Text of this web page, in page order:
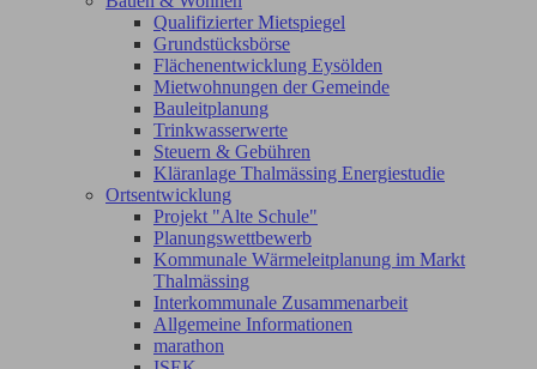
Qualifizierter Mietspiegel
Grundstücksbörse
Flächenentwicklung Eysölden
Mietwohnungen der Gemeinde
Bauleitplanung
Trinkwasserwerte
Steuern & Gebühren
Kläranlage Thalmässing Energiestudie
Ortsentwicklung
Projekt "Alte Schule"
Planungswettbewerb
Kommunale Wärmeleitplanung im Markt
Thalmässing
Interkommunale Zusammenarbeit
Allgemeine Informationen
marathon